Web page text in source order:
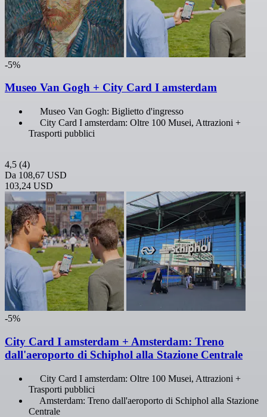
-5%
Museo Van Gogh + City Card I amsterdam
Museo Van Gogh: Biglietto d'ingresso
City Card I amsterdam: Oltre 100 Musei, Attrazioni +
Trasporti pubblici
4,5 (4)
Da 108,67 USD
103,24 USD
-5%
City Card I amsterdam + Amsterdam: Treno
dall'aeroporto di Schiphol alla Stazione Centrale
City Card I amsterdam: Oltre 100 Musei, Attrazioni +
Trasporti pubblici
Amsterdam: Treno dall'aeroporto di Schiphol alla Stazione
Centrale